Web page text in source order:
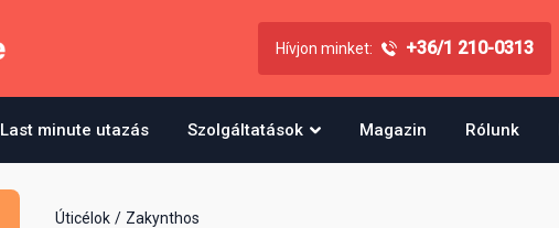
Hívjon minket: +36/1 210-0313
Last minute utazás Szolgáltatások Magazin Rólunk
Úticélok Zakynthos